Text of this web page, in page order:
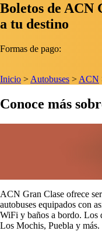
Boletos de ACN
a tu destino
Formas de pago:
Inicio > Autobuses > ACN
Conoce más
ACN Gran Clase ofrece
autobuses equipados con
WiFi y baños a bordo. Los
Los Mochis, Puebla y más.